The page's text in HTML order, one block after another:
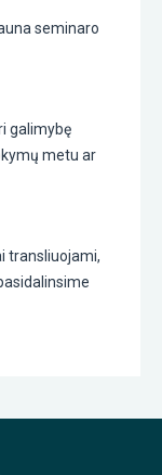
seminaro
galimybę
metu ar
transliuojami,